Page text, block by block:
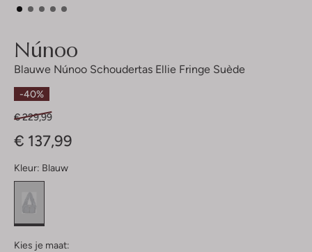
Núnoo
Blauwe Núnoo Schoudertas Ellie Fringe Suède
-40%
€ 229,99
€ 137,99
Kleur: Blauw
Kies je maat: